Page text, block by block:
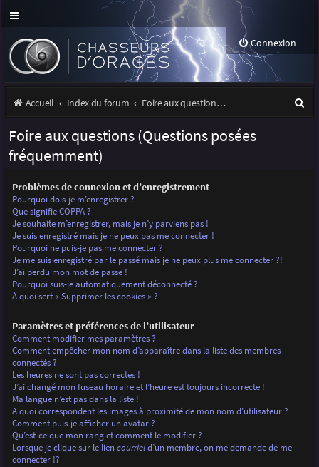
Connexion
Accueil Index du forum Foire aux questions (Questions posées fréquemment)
Foire aux questions (Questions posées
fréquemment)
Problèmes de connexion et d’enregistrement
Pourquoi dois-je m’enregistrer ?
Que signifie COPPA ?
Je souhaite m’enregistrer, mais je n’y parviens pas !
Je suis enregistré mais je ne peux pas me connecter !
Pourquoi ne puis-je pas me connecter ?
Je me suis enregistré par le passé mais je ne peux plus me connecter ?!
J’ai perdu mon mot de passe !
Pourquoi suis-je automatiquement déconnecté ?
À quoi sert « Supprimer les cookies » ?
Paramètres et préférences de l’utilisateur
Comment modifier mes paramètres ?
Comment empêcher mon nom d’apparaître dans la liste des membres
connectés ?
Les heures ne sont pas correctes !
J’ai changé mon fuseau horaire et l’heure est toujours incorrecte !
Ma langue n’est pas dans la liste !
A quoi correspondent les images à proximité de mon nom d’utilisateur ?
Comment puis-je afficher un avatar ?
Qu’est-ce que mon rang et comment le modifier ?
Lorsque je clique sur le liencourrield’un membre, on me demande de me
connecter !?